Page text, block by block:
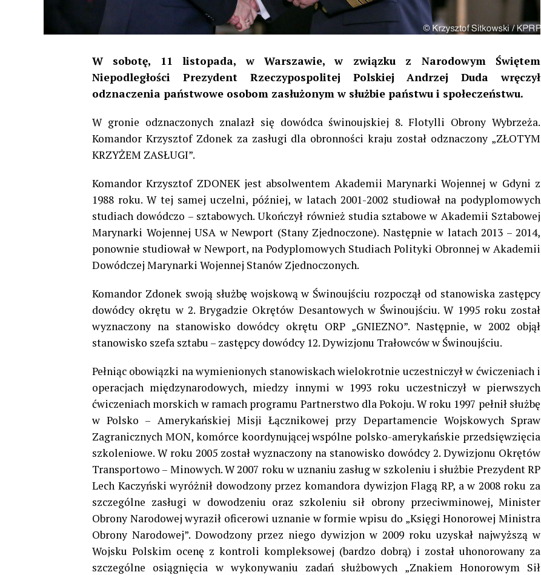
W sobotę, 11 listopada, w Warszawie, w związku z Narodowym Świętem
Niepodległości Prezydent Rzeczypospolitej Polskiej Andrzej Duda wręczył
odznaczenia państwowe osobom zasłużonym w służbie państwu i społeczeństwu.
W gronie odznaczonych znalazł się dowódca świnoujskiej 8. Flotylli Obrony Wybrzeża.
Komandor Krzysztof Zdonek za zasługi dla obronności kraju został odznaczony „ZŁOTYM
KRZYŻEM ZASŁUGI”.
Komandor Krzysztof ZDONEK jest absolwentem Akademii Marynarki Wojennej w Gdyni z
1988 roku. W tej samej uczelni, później, w latach 2001-2002 studiował na podyplomowych
studiach dowódczo – sztabowych. Ukończył również studia sztabowe w Akademii Sztabowej
Marynarki Wojennej USA w Newport (Stany Zjednoczone). Następnie w latach 2013 – 2014,
ponownie studiował w Newport, na Podyplomowych Studiach Polityki Obronnej w Akademii
Dowódczej Marynarki Wojennej Stanów Zjednoczonych.
Komandor Zdonek swoją służbę wojskową w Świnoujściu rozpoczął od stanowiska zastępcy
dowódcy okrętu w 2. Brygadzie Okrętów Desantowych w Świnoujściu. W 1995 roku został
wyznaczony na stanowisko dowódcy okrętu ORP „GNIEZNO”. Następnie, w 2002 objął
stanowisko szefa sztabu – zastępcy dowódcy 12. Dywizjonu Trałowców w Świnoujściu.
Pełniąc obowiązki na wymienionych stanowiskach wielokrotnie uczestniczył w ćwiczeniach i
operacjach międzynarodowych, miedzy innymi w 1993 roku uczestniczył w pierwszych
ćwiczeniach morskich w ramach programu Partnerstwo dla Pokoju. W roku 1997 pełnił służbę
w Polsko – Amerykańskiej Misji Łącznikowej przy Departamencie Wojskowych Spraw
Zagranicznych MON, komórce koordynującej wspólne polsko-amerykańskie przedsięwzięcia
szkoleniowe. W roku 2005 został wyznaczony na stanowisko dowódcy 2. Dywizjonu Okrętów
Transportowo – Minowych. W 2007 roku w uznaniu zasług w szkoleniu i służbie Prezydent RP
Lech Kaczyński wyróżnił dowodzony przez komandora dywizjon Flagą RP, a w 2008 roku za
szczególne zasługi w dowodzeniu oraz szkoleniu sił obrony przeciwminowej, Minister
Obrony Narodowej wyraził oficerowi uznanie w formie wpisu do „Księgi Honorowej Ministra
Obrony Narodowej”. Dowodzony przez niego dywizjon w 2009 roku uzyskał najwyższą w
Wojsku Polskim ocenę z kontroli kompleksowej (bardzo dobrą) i został uhonorowany za
szczególne osiągnięcia w wykonywaniu zadań służbowych „Znakiem Honorowym Sił